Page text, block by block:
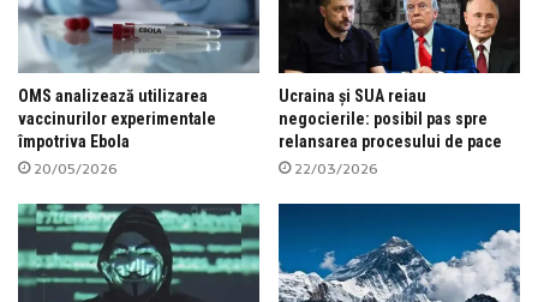
OMS analizează utilizarea
vaccinurilor experimentale
împotriva Ebola
20/05/2026
Ucraina și SUA reiau
negocierile: posibil pas spre
relansarea procesului de pace
22/03/2026